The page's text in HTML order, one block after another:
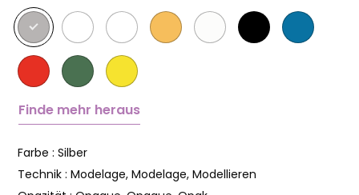
Finde mehr heraus
Farbe : Silber
Technik : Modelage, Modelage, Modellieren